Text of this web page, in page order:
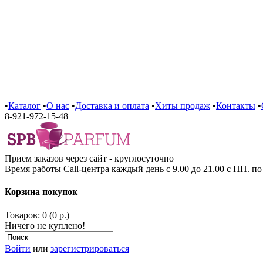
•Каталог •О нас •Доставка и оплата •Хиты продаж •Контакты •
8-921-972-15-48
Прием заказов через сайт - круглосуточно
Время работы Call-центра каждый день с 9.00 до 21.00 с ПН.
Корзина покупок
Товаров: 0 (0 р.)
Ничего не куплено!
Войти или зарегистрироваться